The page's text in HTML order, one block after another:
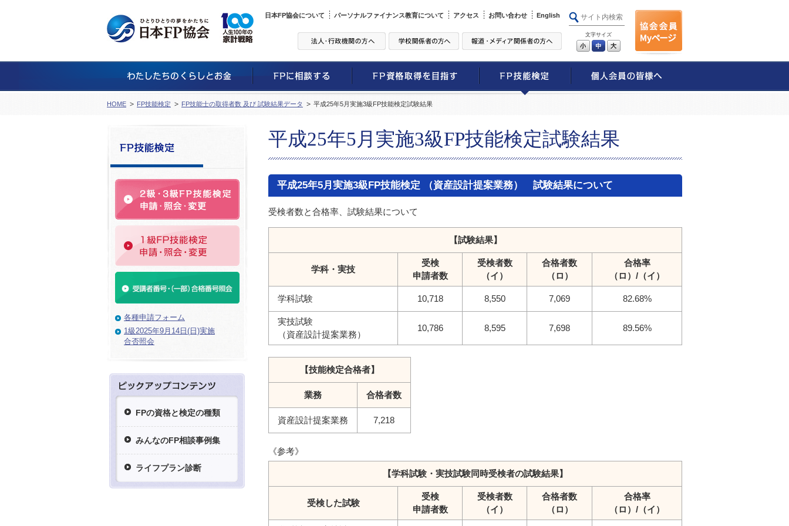
日本FP協会について パーソナルファイナンス教育について アクセス お問い合わせ English
文字サイズ
小 中
HOME FP技能検定 FP技能士の取得者数 及び 試験結果データ 平成25年5月実施3級FP技能検定試験結果
平成25年5月実施3級FP技能検定試験結果
平成25年5月実施3級FP技能検定 （資産設計提案業務） 試験結果について
受検者数と合格率、試験結果について
【試験結果】
学科・実技
受検
申請者数
受検者数
（イ）
合格者数
（ロ）
合格率
（ロ）/（イ）
学科試験 10,718 8,550 7,069 82.68%
実技試験
（資産設計提案業務）
10,786 8,595 7,698 89.56%
【技能検定合格者】
業務 合格者数
資産設計提案業務 7,218
《参考》
【学科試験・実技試験同時受検者の試験結果】
受検した試験
受検
申請者数
受検者数
（イ）
合格者数
（ロ）
合格率
（ロ）/（イ）
各種申請フォーム
1級2025年9月14日(日)実施
合否照会
FPの資格と検定の種類
みんなのFP相談事例集
ライフプラン診断